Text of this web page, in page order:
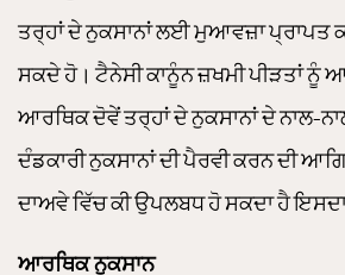
ਤਰ੍ਹਾਂ ਦੇ ਨੁਕਸਾਨਾਂ ਲਈ ਮੁਆਵਜ਼ਾ ਪ੍ਰਾਪਤ
ਸਕਦੇ ਹੋ। ਟੈਨੇਸੀ ਕਾਨੂੰਨ ਜ਼ਖਮੀ ਪੀੜਤਾਂ ਨੂੰ
ਆਰਥਿਕ ਦੋਵੇਂ ਤਰ੍ਹਾਂ ਦੇ ਨੁਕਸਾਨਾਂ ਦੇ ਨਾਲ-
ਦੰਡਕਾਰੀ ਨੁਕਸਾਨਾਂ ਦੀ ਪੈਰਵੀ ਕਰਨ ਦੀ
ਦਾਅਵੇ ਵਿੱਚ ਕੀ ਉਪਲਬਧ ਹੋ ਸਕਦਾ ਹੈ
ਆਰਥਿਕ ਨੁਕਸਾਨ